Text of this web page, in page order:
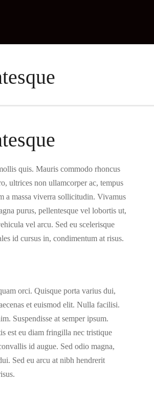
quis. Mauris commodo rhoncus
ultrices non ullamcorper ac, tempus
a massa viverra sollicitudin. Vivamus
purus, pellentesque vel lobortis ut,
vel arcu. Sed eu scelerisque
id cursus in, condimentum at risus.
orci. Quisque porta varius dui,
et euismod elit. Nulla facilisi.
Suspendisse at semper ipsum.
est eu diam fringilla nec tristique
id augue. Sed odio magna,
Sed eu arcu at nibh hendrerit